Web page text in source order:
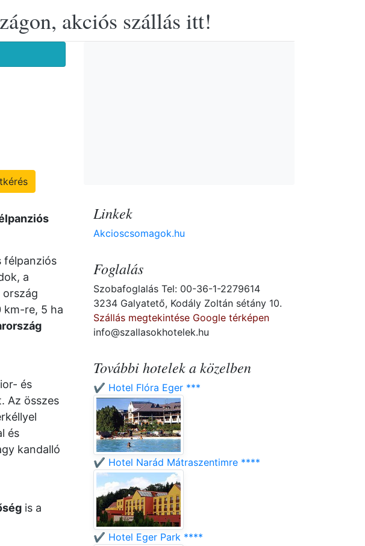
akciós szállás itt!
félpanziós
a
ország
km-re, 5 ha
és
Az összes
és
kandalló
is a
Linkek
Akcioscsomagok.hu
Foglalás
Szobafoglalás Tel: 00-36-1-2279614
3234 Galyatető, Kodály Zoltán sétány 10.
Szállás megtekintése Google térképen
info@szallasokhotelek.hu
További hotelek a közelben
✔️ Hotel Flóra Eger ***
✔️ Hotel Narád Mátraszentimre ****
✔️ Hotel Eger Park ****